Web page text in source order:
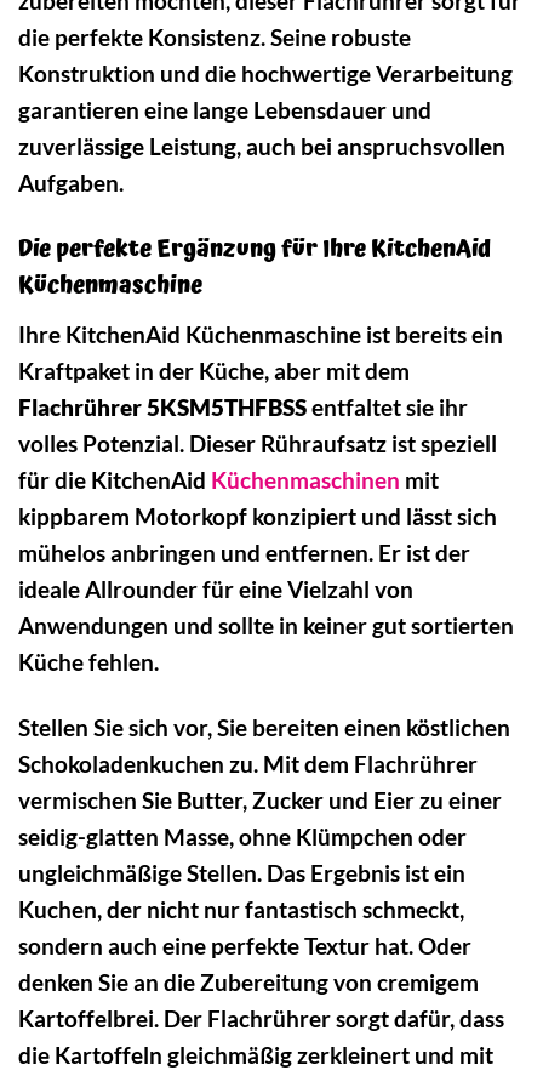
die perfekte Konsistenz. Seine robuste
Konstruktion und die hochwertige Verarbeitung
garantieren eine lange Lebensdauer und
zuverlässige Leistung, auch bei anspruchsvollen
Aufgaben.
Die perfekte Ergänzung für Ihre KitchenAid
Küchenmaschine
Ihre KitchenAid Küchenmaschine ist bereits ein
Kraftpaket in der Küche, aber mit dem
Flachrührer 5KSM5THFBSSentfaltet sie ihr
volles Potenzial. Dieser Rühraufsatz ist speziell
für die KitchenAid Küchenmaschinen mit
kippbarem Motorkopf konzipiert und lässt sich
mühelos anbringen und entfernen. Er ist der
ideale Allrounder für eine Vielzahl von
Anwendungen und sollte in keiner gut sortierten
Küche fehlen.
Stellen Sie sich vor, Sie bereiten einen köstlichen
Schokoladenkuchen zu. Mit dem Flachrührer
vermischen Sie Butter, Zucker und Eier zu einer
seidig-glatten Masse, ohne Klümpchen oder
ungleichmäßige Stellen. Das Ergebnis ist ein
Kuchen, der nicht nur fantastisch schmeckt,
sondern auch eine perfekte Textur hat. Oder
denken Sie an die Zubereitung von cremigem
Kartoffelbrei. Der Flachrührer sorgt dafür, dass
die Kartoffeln gleichmäßig zerkleinert und mit